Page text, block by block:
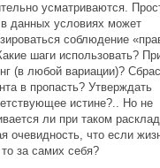
усматриваются.
данных условиях может
соблюдение
шаги использовать?
(в любой вариации)?
в пропасть? Утверждать
истине?.. Но не
ли при таком
очевидность, что если
за самих себя?